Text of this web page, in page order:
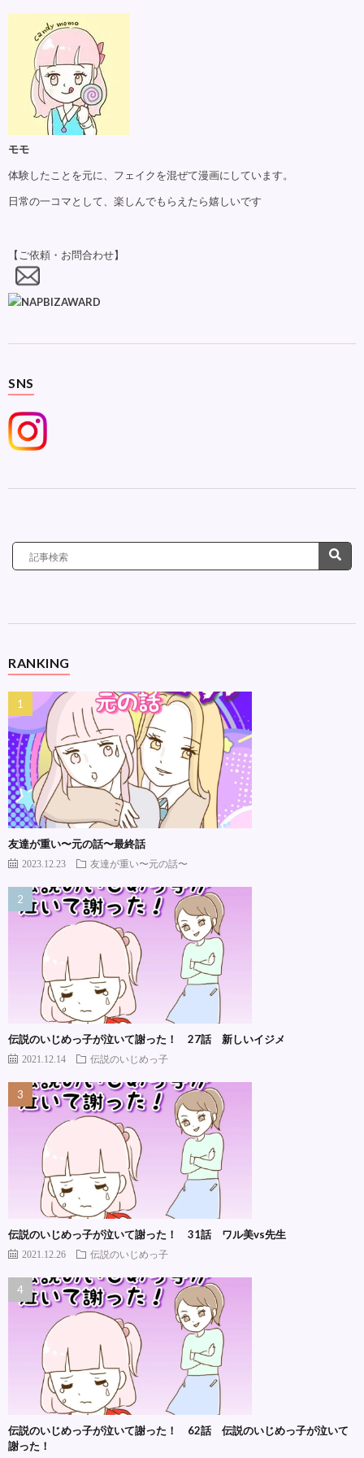
モモ
体験したことを元に、フェイクを混ぜて漫画にしています。
日常の一コマとして、楽しんでもらえたら嬉しいです
【ご依頼・お問合わせ】
SNS
RANKING
友達が重い〜元の話〜最終話
2023.12.23 友達が重い〜元の話〜
伝説のいじめっ子が泣いて謝った！ 27話 新しいイジメ
2021.12.14 伝説のいじめっ子
伝説のいじめっ子が泣いて謝った！ 31話 ワル美vs先生
2021.12.26 伝説のいじめっ子
伝説のいじめっ子が泣いて謝った！ 62話 伝説のいじめっ子が泣いて
謝った！